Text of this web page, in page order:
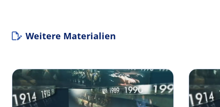
Weitere Materialien